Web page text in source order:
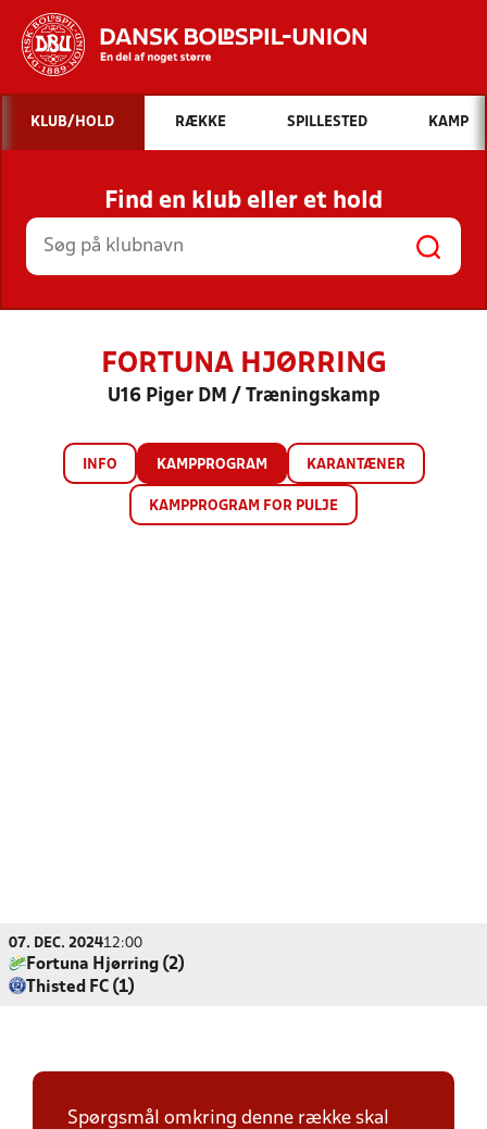
Hvad vil du søge efter?
INDHOLD OG NYHEDER
STILLINGER, RESULTATER, KLUBBER OG
HOLD
KLUB/HOLD RÆKKE SPILLESTED KAMP
Find en klub eller et hold
FORTUNA HJØRRING
U16 Piger DM / Træningskamp
INFO KAMPPROGRAM KARANTÆNER
KAMPPROGRAM FOR PULJE
07. DEC. 202412:00
Fortuna Hjørring (2)
Thisted FC (1)
Spørgsmål omkring denne række skal